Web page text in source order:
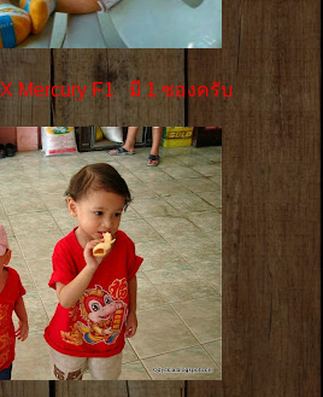
Mercury F1 มี 1 ซองครับ